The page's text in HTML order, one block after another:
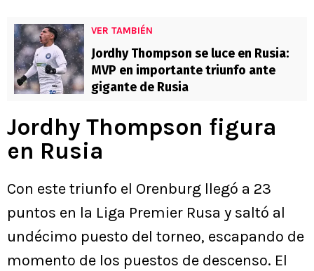
VER TAMBIÉN
Jordhy Thompson se luce en Rusia:
MVP en importante triunfo ante
gigante de Rusia
Jordhy Thompson figura
en Rusia
Con este triunfo el Orenburg llegó a 23
puntos en la Liga Premier Rusa y saltó al
undécimo puesto del torneo, escapando de
momento de los puestos de descenso. El